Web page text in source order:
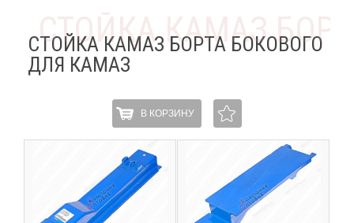
СТОЙКА КАМАЗ БОРТА БОКОВОГО
ДЛЯ КАМАЗ
В КОРЗИНУ